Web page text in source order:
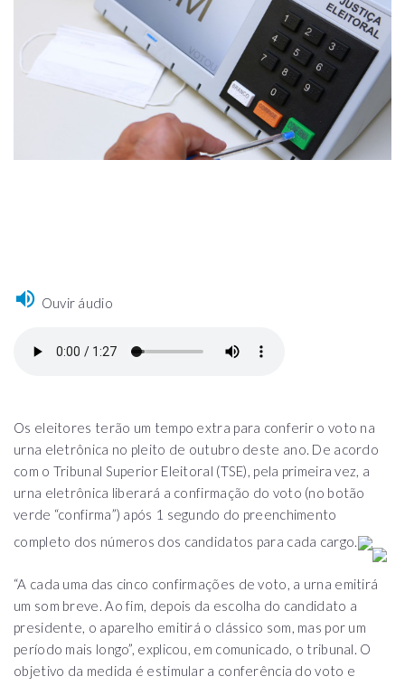
Ouvir áudio
Os eleitores terão um tempo extra para conferir o voto na
urna eletrônica no pleito de outubro deste ano. De acordo
com o Tribunal Superior Eleitoral (TSE), pela primeira vez, a
urna eletrônica liberará a confirmação do voto (no botão
verde “confirma”) após 1 segundo do preenchimento
completo dos números dos candidatos para cada cargo.
“A cada uma das cinco confirmações de voto, a urna emitirá
um som breve. Ao fim, depois da escolha do candidato a
presidente, o aparelho emitirá o clássico som, mas por um
período mais longo”, explicou, em comunicado, o tribunal. O
objetivo da medida é estimular a conferência do voto e